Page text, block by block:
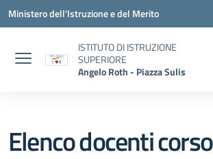
Vai ai contenuti
Vai al menu di navigazione
Vai al footer
Ministero dell'Istruzione e del Merito
ISTITUTO DI ISTRUZIONE
SUPERIORE
Angelo Roth - Piazza Sulis
Elenco docenti corso